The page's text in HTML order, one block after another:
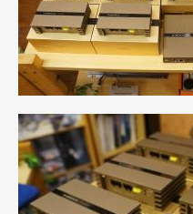
2011年5月(6)
2011年4月(9)
2011年3月(10)
2011年2月(8)
2011年1月(13)
2010年12月(15)